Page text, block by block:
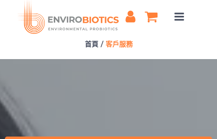
to
content
首頁 客戶服務